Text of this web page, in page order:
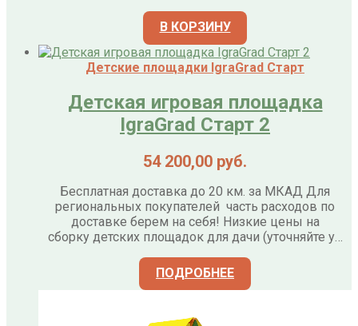
В КОРЗИНУ
Детские площадки IgraGrad Старт
Детская игровая площадка
IgraGrad Старт 2
54 200,00 руб.
Бесплатная доставка до 20 км. за МКАД Для
региональных покупателей часть расходов по
доставке берем на себя! Низкие цены на
сборку детских площадок для дачи (уточняйте у…
ПОДРОБНЕЕ